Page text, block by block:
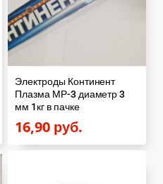
Электроды Континент
Плазма МР-3 диаметр 3
мм 1кг в пачке
16,90 руб.